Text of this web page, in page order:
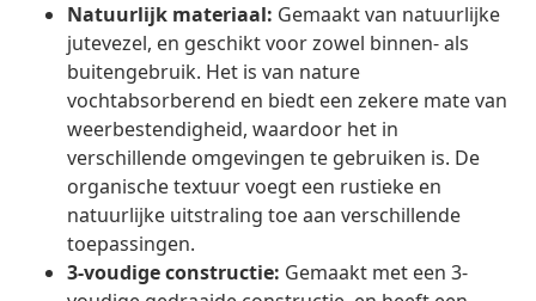
Natuurlijk materiaal: Gemaakt van natuurlijke
jutevezel, en geschikt voor zowel binnen- als
buitengebruik. Het is van nature
vochtabsorberend en biedt een zekere mate van
weerbestendigheid, waardoor het in
verschillende omgevingen te gebruiken is. De
organische textuur voegt een rustieke en
natuurlijke uitstraling toe aan verschillende
toepassingen.
3-voudige constructie: Gemaakt met een 3-